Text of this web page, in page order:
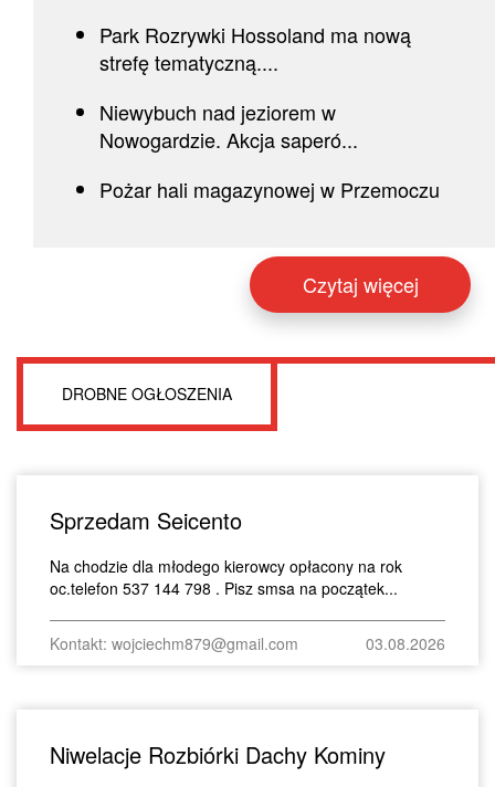
Park Rozrywki Hossoland ma nową
strefę tematyczną....
Niewybuch nad jeziorem w
Nowogardzie. Akcja saperó...
Pożar hali magazynowej w Przemoczu
Czytaj więcej
DROBNE OGŁOSZENIA
Sprzedam Seicento
Na chodzie dla młodego kierowcy opłacony na rok
oc.telefon 537 144 798 . Pisz smsa na początek...
Kontakt: wojciechm879@gmail.com 03.08.2026
Niwelacje Rozbiórki Dachy Kominy